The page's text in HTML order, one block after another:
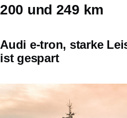
200 und 249 km
Audi e-tron, starke
ist gespart